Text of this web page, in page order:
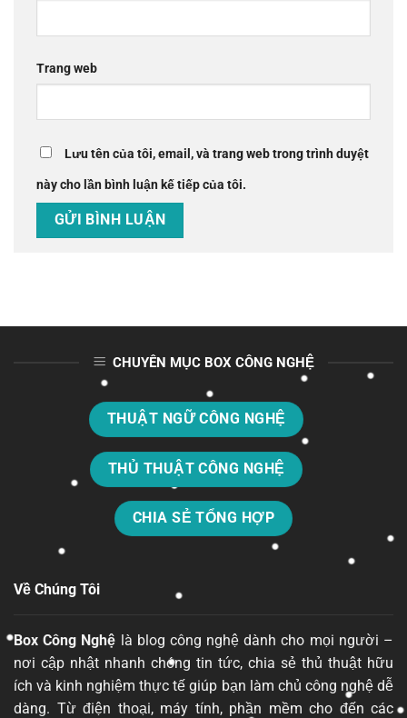
Trang web
Lưu tên của tôi, email, và trang web trong trình duyệt
này cho lần bình luận kế tiếp của tôi.
CHUYÊN MỤC BOX CÔNG NGHỆ
THUẬT NGỮ CÔNG NGHỆ
THỦ THUẬT CÔNG NGHỆ
CHIA SẺ TỔNG HỢP
Về Chúng Tôi
Box Công Nghệ là blog công nghệ dành cho mọi người –
nơi cập nhật nhanh chóng tin tức, chia sẻ thủ thuật hữu
ích và kinh nghiệm thực tế giúp bạn làm chủ công nghệ dễ
dàng. Từ điện thoại, máy tính, phần mềm cho đến các